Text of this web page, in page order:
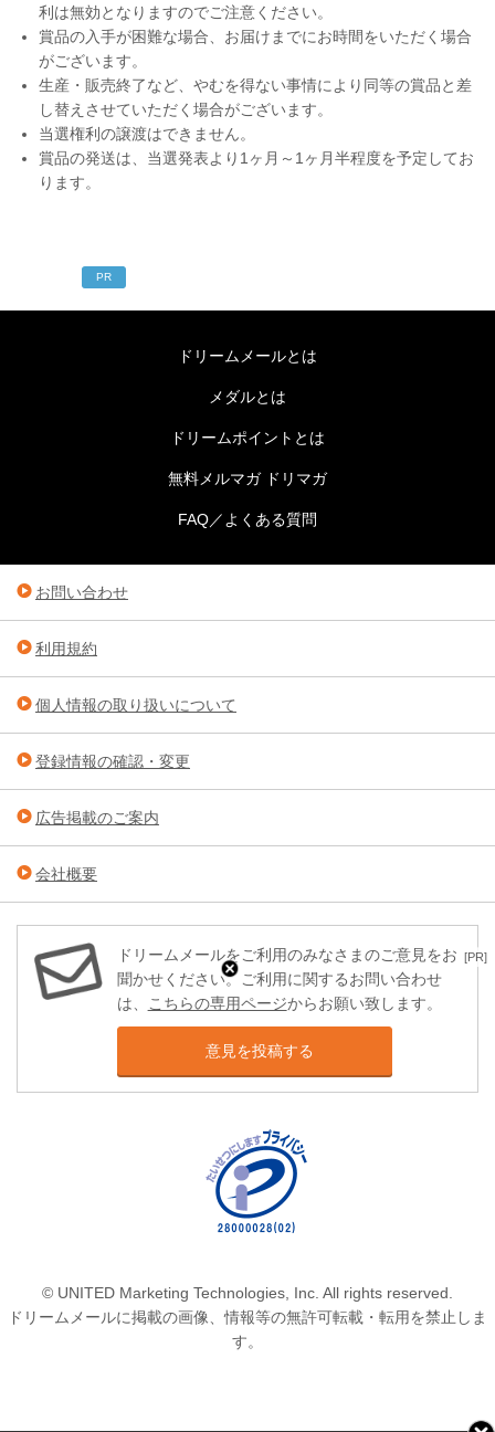
利は無効となりますのでご注意ください。
賞品の入手が困難な場合、お届けまでにお時間をいただく場合
がございます。
生産・販売終了など、やむを得ない事情により同等の賞品と差
し替えさせていただく場合がございます。
当選権利の譲渡はできません。
賞品の発送は、当選発表より1ヶ月～1ヶ月半程度を予定してお
ります。
[PR]
PR
ドリームメールとは
メダルとは
ドリームポイントとは
無料メルマガ ドリマガ
FAQ／よくある質問
お問い合わせ
利用規約
個人情報の取り扱いについて
登録情報の確認・変更
広告掲載のご案内
会社概要
ドリームメールをご利用のみなさまのご意見をお
聞かせください。ご利用に関するお問い合わせ
は、 こちらの専用ページからお願い致します。
意見を投稿する
© UNITED Marketing Technologies, Inc. All rights reserved.
ドリームメールに掲載の画像、情報等の無許可転載・転用を禁止しま
す。